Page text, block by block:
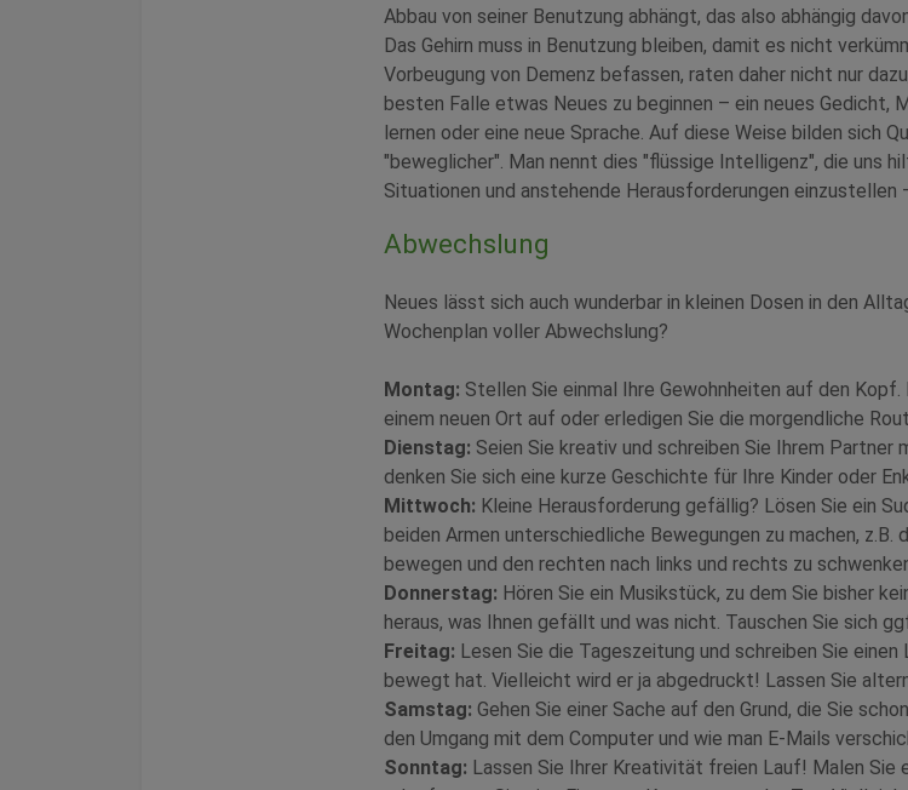
Abbau von seiner Benutzung abhängt, das also abhängig
Das Gehirn muss in Benutzung bleiben, damit es nicht
Vorbeugung von Demenz befassen, raten daher nicht nur
besten Falle etwas Neues zu beginnen – ein neues Gedicht,
lernen oder eine neue Sprache. Auf diese Weise bilden sich
"beweglicher". Man nennt dies "flüssige Intelligenz", die uns
Situationen und anstehende Herausforderungen einzustellen
Abwechslung
Neues lässt sich auch wunderbar in kleinen Dosen in den
Wochenplan voller Abwechslung?
Montag: Stellen Sie einmal Ihre Gewohnheiten auf den Kopf.
einem neuen Ort auf oder erledigen Sie die morgendliche
Dienstag: Seien Sie kreativ und schreiben Sie Ihrem Partner
denken Sie sich eine kurze Geschichte für Ihre Kinder oder
Mittwoch: Kleine Herausforderung gefällig? Lösen Sie ein
beiden Armen unterschiedliche Bewegungen zu machen, z.B.
bewegen und den rechten nach links und rechts zu
Donnerstag: Hören Sie ein Musikstück, zu dem Sie bisher
heraus, was Ihnen gefällt und was nicht. Tauschen Sie sich
Freitag: Lesen Sie die Tageszeitung und schreiben Sie
bewegt hat. Vielleicht wird er ja abgedruckt! Lassen Sie
Samstag: Gehen Sie einer Sache auf den Grund, die Sie
den Umgang mit dem Computer und wie man E-Mails
Sonntag: Lassen Sie Ihrer Kreativität freien Lauf! Malen Sie